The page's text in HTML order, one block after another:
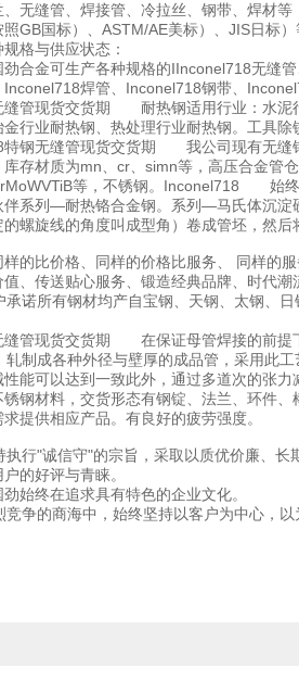
、无缝管、焊接管、冷拉丝、钢带、焊材
照GB国标）、ASTM/AE美标）、JIS日标
格与供应状态：
合金可生产各种规格的IInconel718无缝
焊管、Inconel718钢带、
缝管现货交货期 耐热钢适用行业：水泥
行业耐热钢、热处理行业耐热钢。工具
特钢无缝管现货交货期 我公司现有无缝
存材质为mn、cr、simn等，高压合金管
等，不锈钢。Inconel718 始终
伴系列—耐热铬合金钢。系列—马氏体沉淀
螺旋线的角度叫成型角）卷成管坯，然
样的比价格、同样的价格比服务、 同样的
、传送贴心服务、锻造经典品牌、时代
诺所有钢材均产自宝钢、天钢、太钢、
缝管现货交货期 在保证母管焊接的前提
轧制成各种外径与壁厚的成品管，采用此
性能可以达到一致此外，通过多道次的
钢材料，交货形态有钢锭、法兰、环件
提供相应产品。有良好的疲劳强度。
行"诚信守"的宗旨，采取以质优价廉、长
的好评与青睐。
始终在追求具有特色的企业文化。
争的商海中，始终坚持以客户为中心，